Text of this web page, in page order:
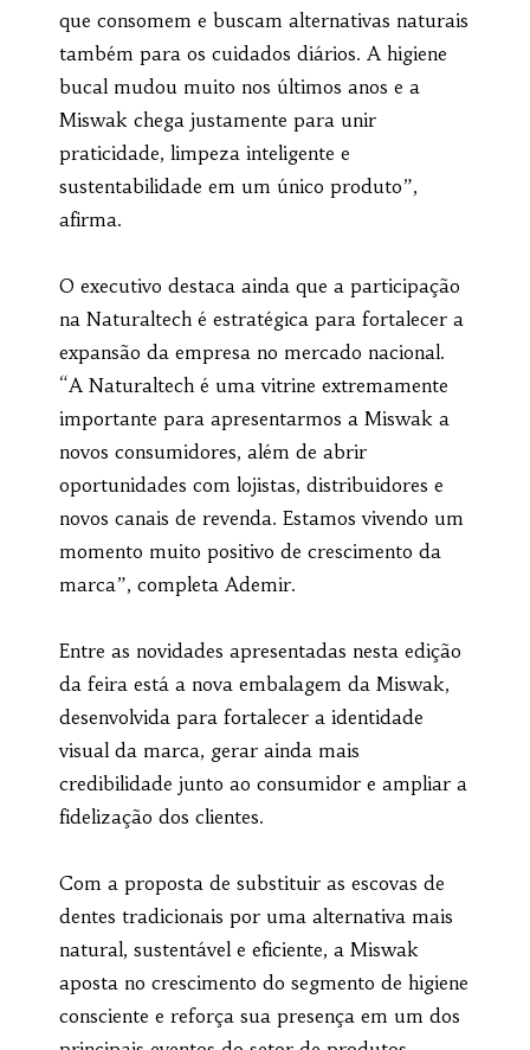
que consomem e buscam alternativas naturais
também para os cuidados diários. A higiene
bucal mudou muito nos últimos anos e a
Miswak chega justamente para unir
praticidade, limpeza inteligente e
sustentabilidade em um único produto”,
afirma.
O executivo destaca ainda que a participação
na Naturaltech é estratégica para fortalecer a
expansão da empresa no mercado nacional.
“A Naturaltech é uma vitrine extremamente
importante para apresentarmos a Miswak a
novos consumidores, além de abrir
oportunidades com lojistas, distribuidores e
novos canais de revenda. Estamos vivendo um
momento muito positivo de crescimento da
marca”, completa Ademir.
Entre as novidades apresentadas nesta edição
da feira está a nova embalagem da Miswak,
desenvolvida para fortalecer a identidade
visual da marca, gerar ainda mais
credibilidade junto ao consumidor e ampliar a
fidelização dos clientes.
Com a proposta de substituir as escovas de
dentes tradicionais por uma alternativa mais
natural, sustentável e eficiente, a Miswak
aposta no crescimento do segmento de higiene
consciente e reforça sua presença em um dos